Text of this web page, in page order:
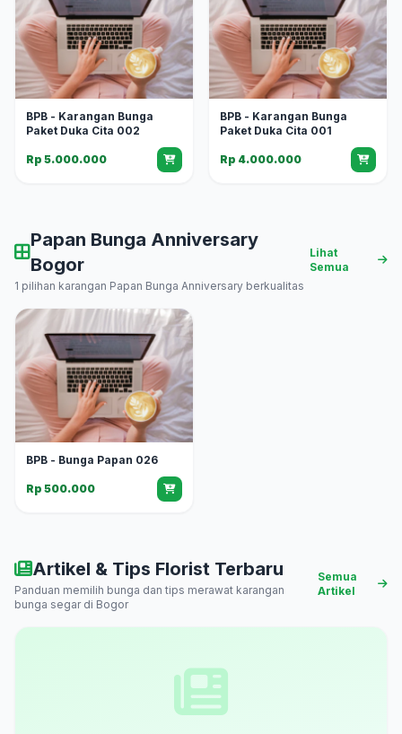
BPB - Karangan Bunga
Paket Duka Cita 002
Rp 5.000.000
BPB - Karangan Bunga
Paket Duka Cita 001
Rp 4.000.000
Papan Bunga Anniversary
Bogor
1 pilihan karangan Papan Bunga Anniversary berkualitas
Lihat
Semua
BPB - Bunga Papan 026
Rp 500.000
Artikel & Tips Florist Terbaru
Panduan memilih bunga dan tips merawat karangan
bunga segar di Bogor
Semua
Artikel